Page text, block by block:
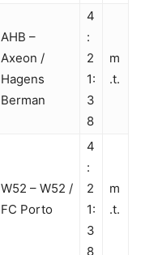
AHB –
Axeon /
Hagens
Berman
4
:
2
1:
3
8
m
.t.
W52 – W52 /
FC Porto
4
:
2
1:
3
8
m
.t.